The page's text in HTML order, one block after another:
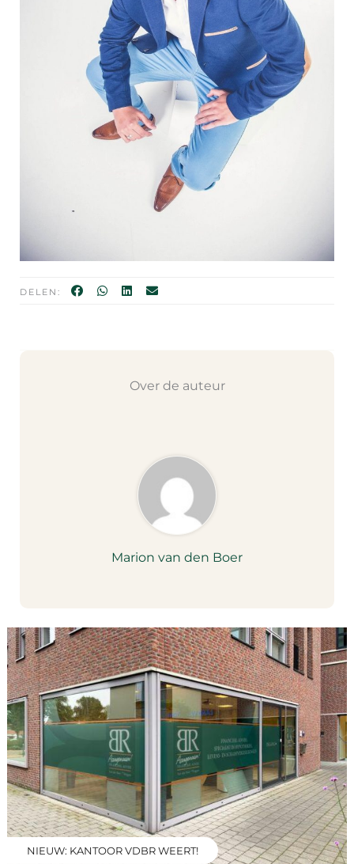
DELEN:
Over de auteur
Marion van den Boer
NIEUW: KANTOOR VDBR WEERT!